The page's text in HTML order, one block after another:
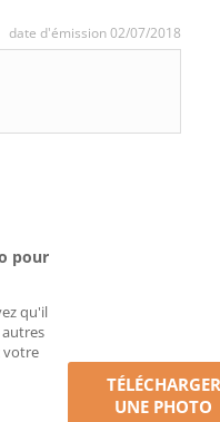
date d'émission 02/07/2018
pour
qu'il
autres
votre
TÉLÉCHARGER
UNE PHOTO